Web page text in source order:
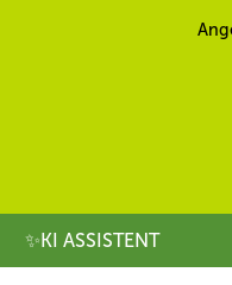
✨KI ASSISTENT